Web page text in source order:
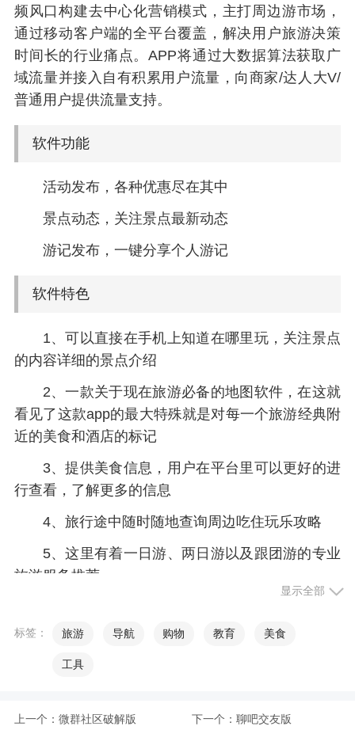
频风口构建去中心化营销模式，主打周边游市场，
通过移动客户端的全平台覆盖，解决用户旅游决策
时间长的行业痛点。APP将通过大数据算法获取广
域流量并接入自有积累用户流量，向商家/达人大V/
普通用户提供流量支持。
软件功能
活动发布，各种优惠尽在其中
景点动态，关注景点最新动态
游记发布，一键分享个人游记
软件特色
1、可以直接在手机上知道在哪里玩，关注景点
的内容详细的景点介绍
2、一款关于现在旅游必备的地图软件，在这就
看见了这款app的最大特殊就是对每一个旅游经典附
近的美食和酒店的标记
3、提供美食信息，用户在平台里可以更好的进
行查看，了解更多的信息
4、旅行途中随时随地查询周边吃住玩乐攻略
5、这里有着一日游、两日游以及跟团游的专业
旅游服务推荐
1、用户可以根据自己的需求来使用，平台的功
显示全部
标签： 旅游 导航 购物 教育 美食
工具
上一个： 微群社区破解版 下一个： 聊吧交友版